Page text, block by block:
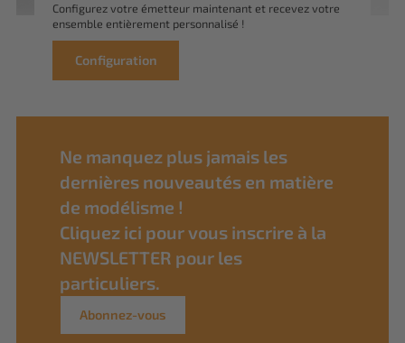
Configurez votre émetteur maintenant et recevez votre
ensemble entièrement personnalisé !
Configuration
Ne manquez plus jamais les
dernières nouveautés en matière
de modélisme !
Cliquez ici pour vous inscrire à la
NEWSLETTER pour les
particuliers.
Abonnez-vous